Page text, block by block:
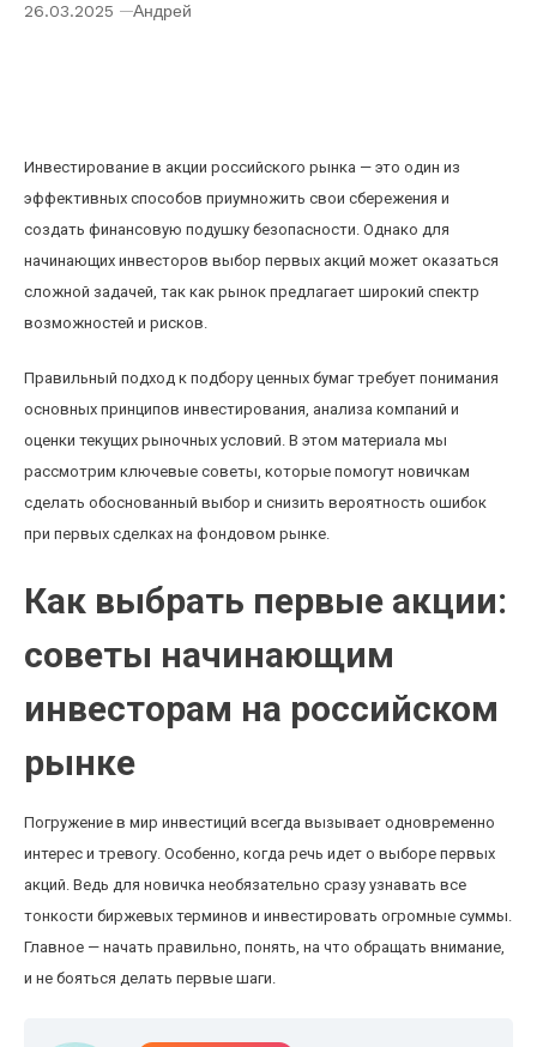
26.03.2025 Андрей
Инвестирование в акции российского рынка — это один из
эффективных способов приумножить свои сбережения и
создать финансовую подушку безопасности. Однако для
начинающих инвесторов выбор первых акций может оказаться
сложной задачей, так как рынок предлагает широкий спектр
возможностей и рисков.
Правильный подход к подбору ценных бумаг требует понимания
основных принципов инвестирования, анализа компаний и
оценки текущих рыночных условий. В этом материала мы
рассмотрим ключевые советы, которые помогут новичкам
сделать обоснованный выбор и снизить вероятность ошибок
при первых сделках на фондовом рынке.
Как выбрать первые акции:
советы начинающим
инвесторам на российском
рынке
Погружение в мир инвестиций всегда вызывает одновременно
интерес и тревогу. Особенно, когда речь идет о выборе первых
акций. Ведь для новичка необязательно сразу узнавать все
тонкости биржевых терминов и инвестировать огромные суммы.
Главное — начать правильно, понять, на что обращать внимание,
и не бояться делать первые шаги.